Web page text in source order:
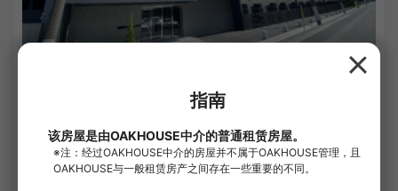
¥113,000 - ¥113,000 空房
25.65㎡〜 /5樓層數